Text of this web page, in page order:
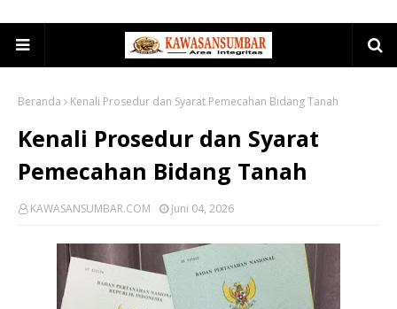
Beranda Kenali Prosedur dan Syarat Pemecahan Bidang Tanah
Kenali Prosedur dan Syarat
Pemecahan Bidang Tanah
KAWASANSUMBAR.COM Juni 04, 2026